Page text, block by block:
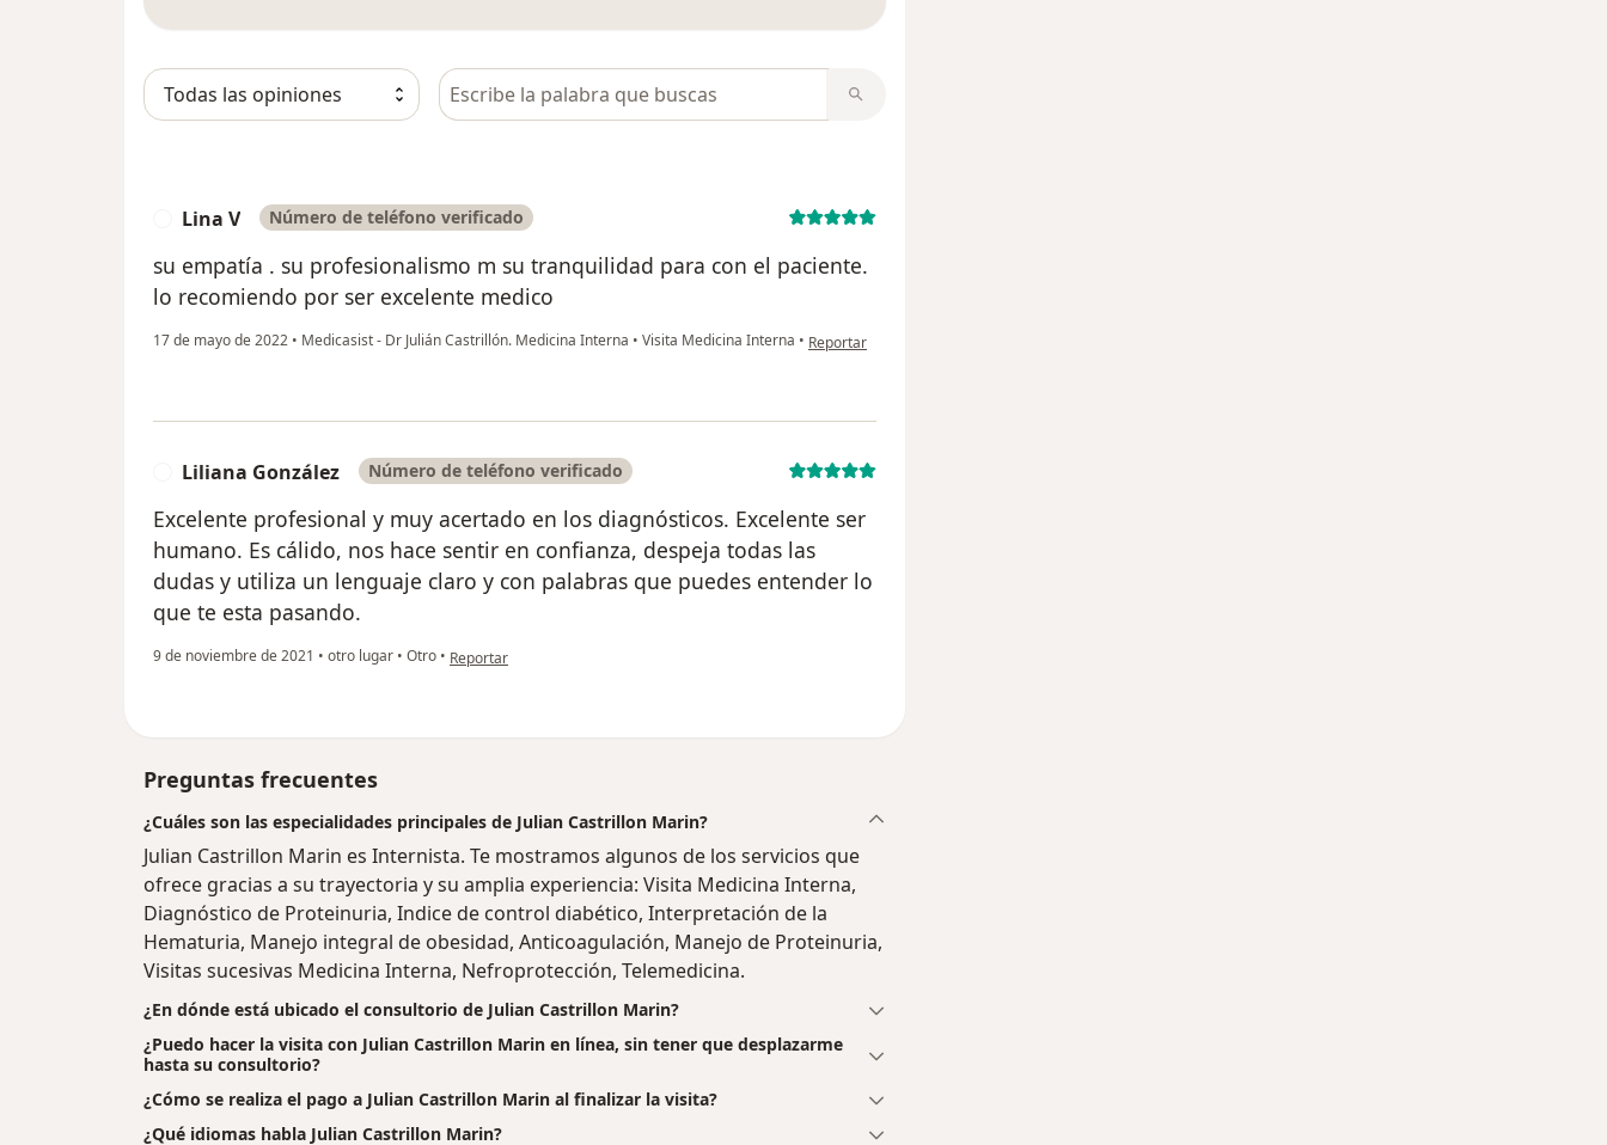
Busca en opiniones
Lina V Número de teléfono verificado
su empatía . su profesionalismo m su tranquilidad para con el paciente.
lo recomiendo por ser excelente medico
17 de mayo de 2022 • Medicasist - Dr Julián Castrillón. Medicina Interna • Visita Medicina Interna • en opinión del usuario Lina V
Reportar
Liliana González Número de teléfono verificado
Excelente profesional y muy acertado en los diagnósticos. Excelente ser
humano. Es cálido, nos hace sentir en confianza, despeja todas las
dudas y utiliza un lenguaje claro y con palabras que puedes entender lo
que te esta pasando.
9 de noviembre de 2021 • otro lugar • Otro • en opinión del usuario Liliana González
Reportar
Preguntas frecuentes
¿Cuáles son las especialidades principales de Julian Castrillon Marin?
Julian Castrillon Marin es Internista. Te mostramos algunos de los servicios que
ofrece gracias a su trayectoria y su amplia experiencia: Visita Medicina Interna,
Diagnóstico de Proteinuria, Indice de control diabético, Interpretación de la
Hematuria, Manejo integral de obesidad, Anticoagulación, Manejo de Proteinuria,
Visitas sucesivas Medicina Interna, Nefroprotección, Telemedicina.
¿En dónde está ubicado el consultorio de Julian Castrillon Marin?
¿Puedo hacer la visita con Julian Castrillon Marin en línea, sin tener que desplazarme
hasta su consultorio?
¿Cómo se realiza el pago a Julian Castrillon Marin al finalizar la visita?
¿Qué idiomas habla Julian Castrillon Marin?